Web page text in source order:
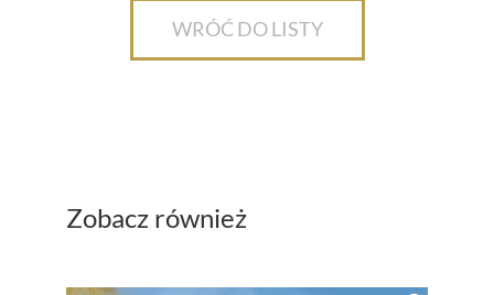
WRÓĆ DO LISTY
Zobacz również